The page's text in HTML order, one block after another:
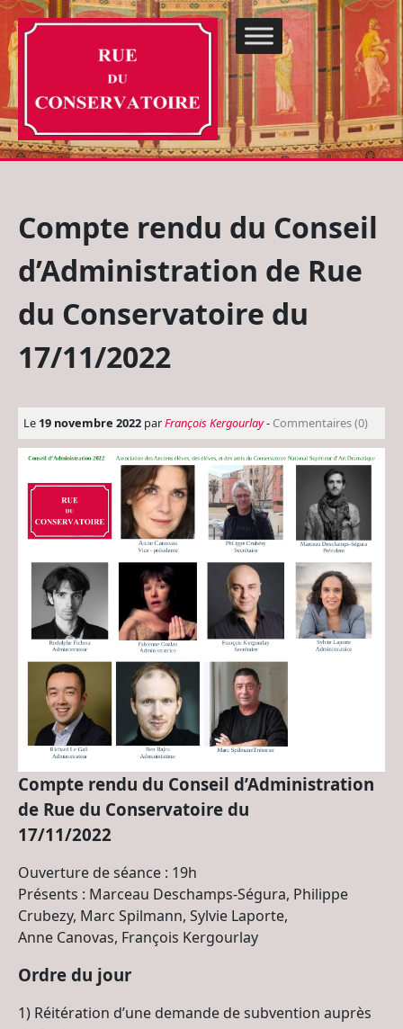
Compte rendu du Conseil
d’Administration de Rue
du Conservatoire du
17/11/2022
Le 19 novembre 2022 parFrançois Kergourlay- Commentaires (0)
Compte rendu du Conseil d’Administration
de Rue du Conservatoire du
17/11/2022
Ouverture de séance : 19h
Présents : Marceau Deschamps-Ségura, Philippe
Crubezy, Marc Spilmann, Sylvie Laporte,
Anne Canovas, François Kergourlay
Ordre du jour
1) Réitération d’une demande de subvention auprès